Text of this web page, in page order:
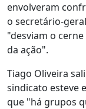
envolveram
o secretário-
"desviam o
da ação".
Tiago Oliveira
sindicato esteve
que "há grupos